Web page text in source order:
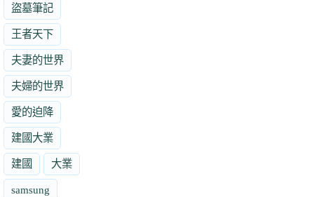
盜墓筆記
王者天下
夫妻的世界
夫婦的世界
愛的迫降
建國大業
建國 大業
samsung